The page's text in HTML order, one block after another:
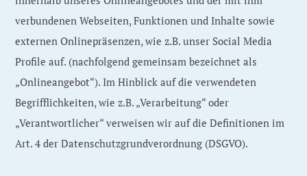
verbundenen Webseiten, Funktionen und Inhalte sowie
externen Onlinepräsenzen, wie z.B. unser Social Media
Profile auf. (nachfolgend gemeinsam bezeichnet als
„Onlineangebot“). Im Hinblick auf die verwendeten
Begrifflichkeiten, wie z.B. „Verarbeitung“ oder
„Verantwortlicher“ verweisen wir auf die Definitionen im
Art. 4 der Datenschutzgrundverordnung (DSGVO).